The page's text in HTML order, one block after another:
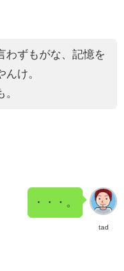
わずもがな、記憶を
け。
tad
・・・。